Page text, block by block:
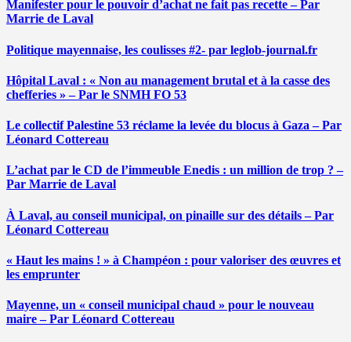
Manifester pour le pouvoir d’achat ne fait pas recette – Par
Marrie de Laval
Politique mayennaise, les coulisses #2- par leglob-journal.fr
Hôpital Laval : « Non au management brutal et à la casse des
chefferies » – Par le SNMH FO 53
Le collectif Palestine 53 réclame la levée du blocus à Gaza – Par
Léonard Cottereau
L’achat par le CD de l’immeuble Enedis : un million de trop ? –
Par Marrie de Laval
À Laval, au conseil municipal, on pinaille sur des détails – Par
Léonard Cottereau
« Haut les mains ! » à Champéon : pour valoriser des œuvres et
les emprunter
Mayenne, un « conseil municipal chaud » pour le nouveau
maire – Par Léonard Cottereau